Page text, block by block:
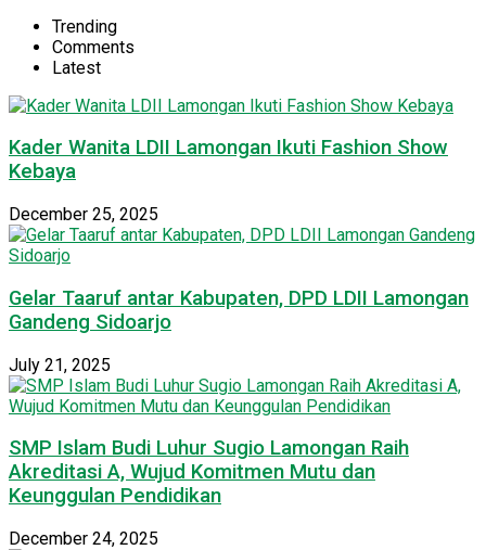
Trending
Comments
Latest
Kader Wanita LDII Lamongan Ikuti Fashion Show
Kebaya
December 25, 2025
Gelar Taaruf antar Kabupaten, DPD LDII Lamongan
Gandeng Sidoarjo
July 21, 2025
SMP Islam Budi Luhur Sugio Lamongan Raih
Akreditasi A, Wujud Komitmen Mutu dan
Keunggulan Pendidikan
December 24, 2025